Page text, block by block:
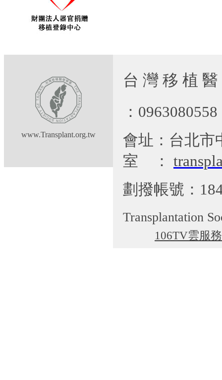
www.Transplant.org.tw
台 灣 移 植
：
會址：台北市
室
：
劃撥帳號：
Transplantation
106TV雲服務